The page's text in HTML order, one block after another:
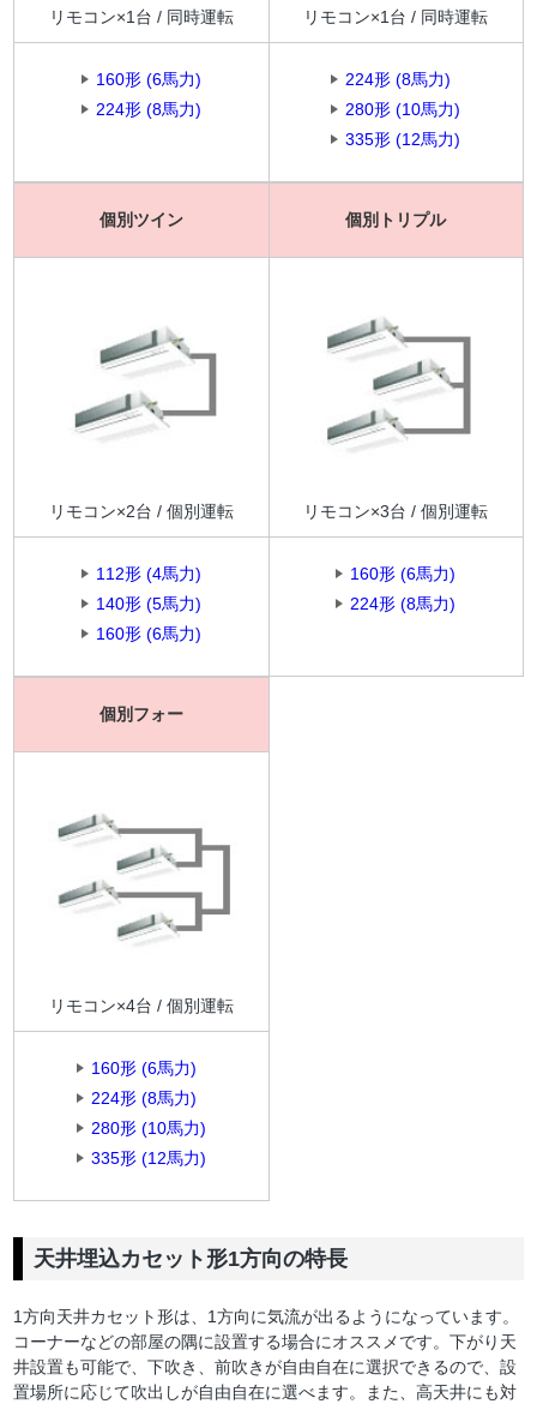
リモコン×1台 / 同時運転
160形 (6馬力)
224形 (8馬力)
リモコン×1台 / 同時運転
224形 (8馬力)
280形 (10馬力)
335形 (12馬力)
個別ツイン
リモコン×2台 / 個別運転
112形 (4馬力)
140形 (5馬力)
160形 (6馬力)
個別トリプル
リモコン×3台 / 個別運転
160形 (6馬力)
224形 (8馬力)
個別フォー
リモコン×4台 / 個別運転
160形 (6馬力)
224形 (8馬力)
280形 (10馬力)
335形 (12馬力)
天井埋込カセット形1方向の特長
1方向天井カセット形は、1方向に気流が出るようになっています。
コーナーなどの部屋の隅に設置する場合にオススメです。下がり天
井設置も可能で、下吹き、前吹きが自由自在に選択できるので、設
置場所に応じて吹出しが自由自在に選べます。また、高天井にも対